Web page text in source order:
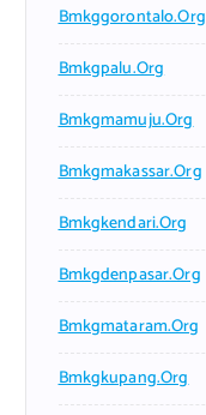
Bmkggorontalo.org
Bmkgpalu.org
Bmkgmamuju.org
Bmkgmakassar.org
Bmkgkendari.org
Bmkgdenpasar.org
Bmkgmataram.org
Bmkgkupang.org